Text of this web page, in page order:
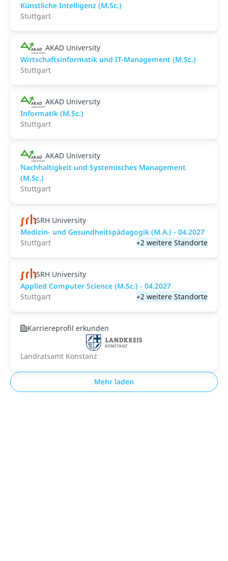
Künstliche Intelligenz (M.Sc.)
Stuttgart
AKAD University
Wirtschaftsinformatik und IT-Management (M.Sc.)
Stuttgart
AKAD University
Informatik (M.Sc.)
Stuttgart
AKAD University
Nachhaltigkeit und Systemisches Management
(M.Sc.)
Stuttgart
SRH University
Medizin- und Gesundheitspädagogik (M.A.) - 04.2027
Stuttgart
+2 weitere Standorte
SRH University
Applied Computer Science (M.Sc.) - 04.2027
Stuttgart
+2 weitere Standorte
Karriereprofil erkunden
Landratsamt Konstanz
Mehr laden